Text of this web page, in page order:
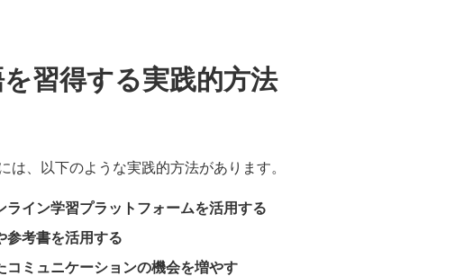
習得する実践的方法
は、以下のような実践的方法があります。
ライン学習プラットフォームを活用する
参考書を活用する
コミュニケーションの機会を増やす